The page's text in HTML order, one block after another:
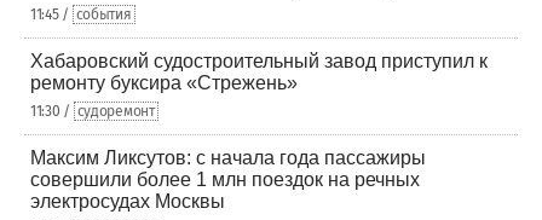
11:45 / события
Хабаровский судостроительный завод приступил к
ремонту буксира «Стрежень»
11:30 / судоремонт
Максим Ликсутов: с начала года пассажиры
совершили более 1 млн поездок на речных
электросудах Москвы